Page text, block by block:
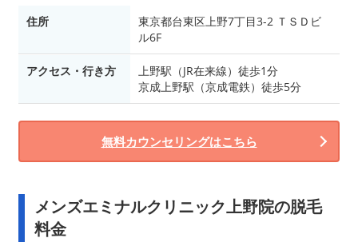
住所
東京都台東区上野7丁目3-2 ＴＳＤビ
ル6F
アクセス・行き方
上野駅（JR在来線）徒歩1分
京成上野駅（京成電鉄）徒歩5分
無料カウンセリングはこちら
メンズエミナルクリニック上野院の脱毛
料金